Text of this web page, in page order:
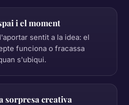
i el moment
sentit a la idea: el
funciona o fracassa
s'ubiqui.
sorpresa creativa